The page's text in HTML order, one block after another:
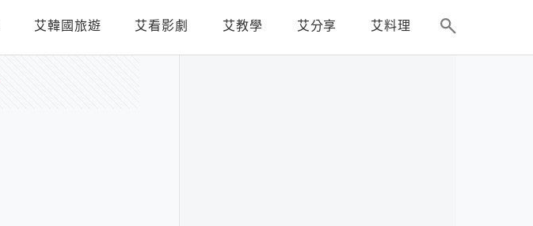
艾韓國旅遊 艾看影劇 艾教學 艾分享 艾料理